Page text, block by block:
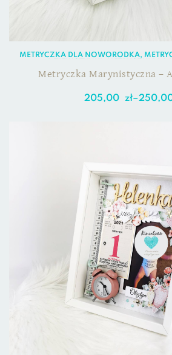
METRYCZKA DLA NOWORODKA,
Metryczka Marynistyczna –
205,00 zł–